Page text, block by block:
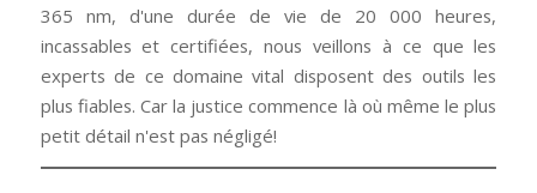
365 nm, d'une durée de vie de 20 000 heures,
incassables et certifiées, nous veillons à ce que les
experts de ce domaine vital disposent des outils les
plus fiables. Car la justice commence là où même le plus
petit détail n'est pas négligé!